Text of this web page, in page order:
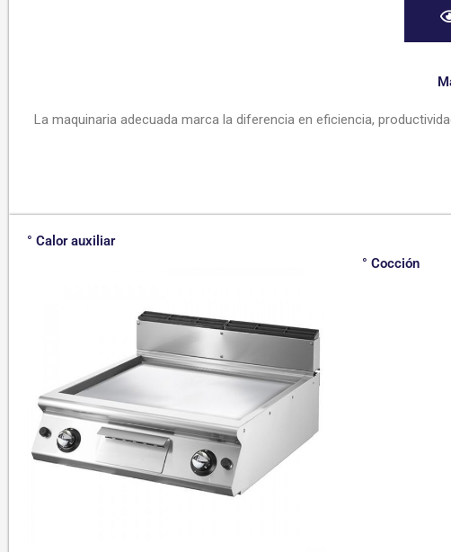
La maquinaria adecuada marca la diferencia en eficiencia,
° Calor auxiliar
° Cocción